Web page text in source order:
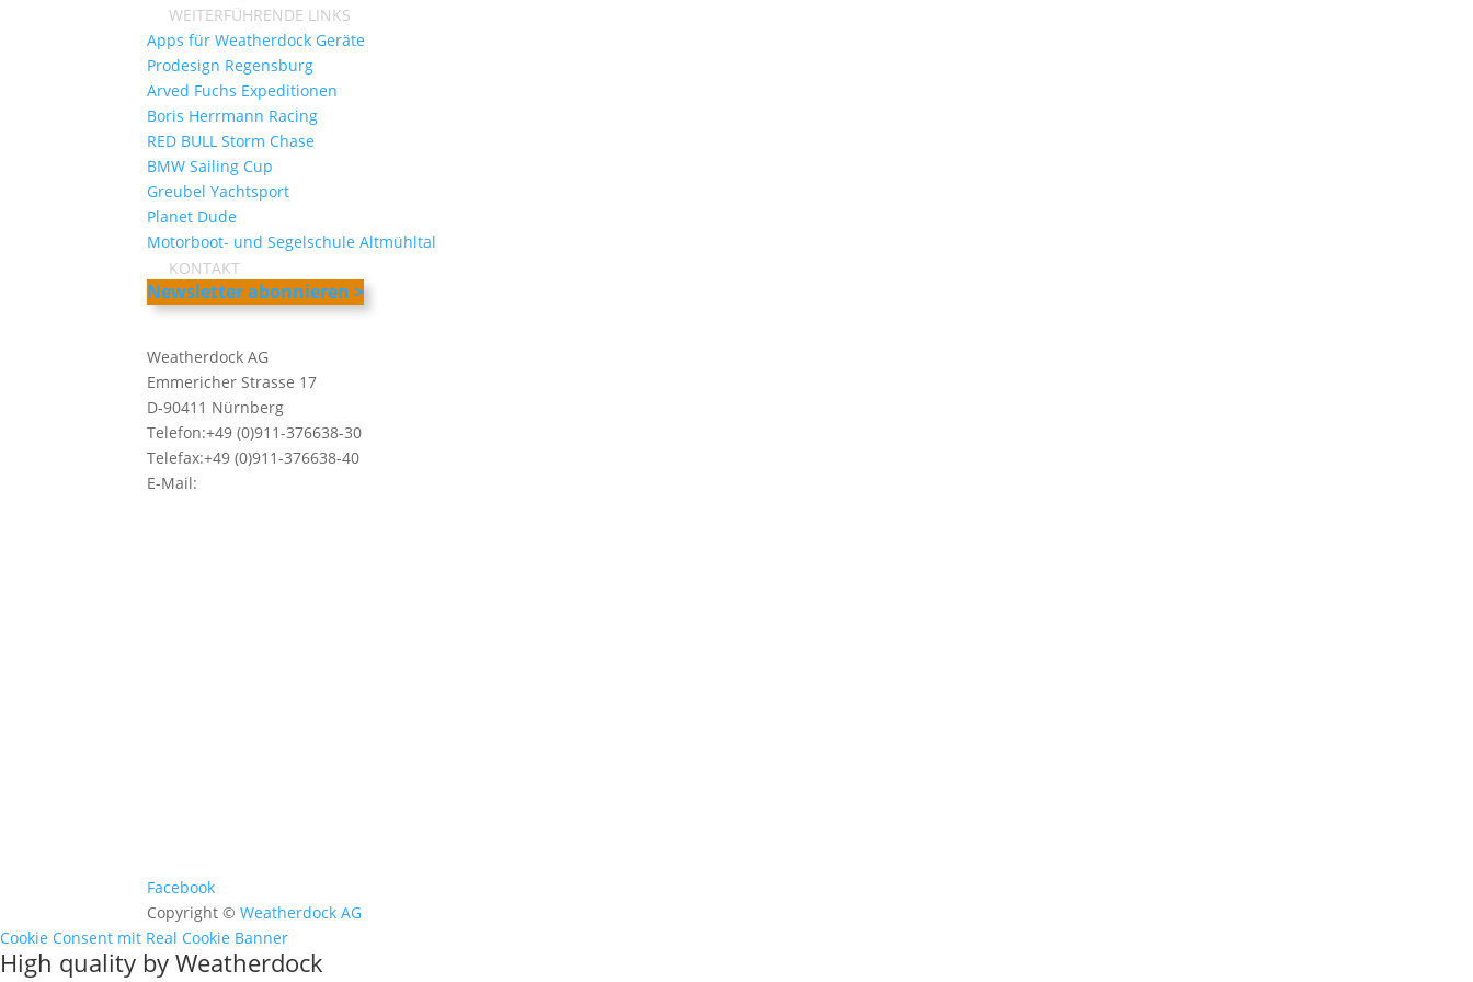
WEITERFÜHRENDE LINKS
Apps für Weatherdock Geräte
Prodesign Regensburg
Arved Fuchs Expeditionen
Boris Herrmann Racing
RED BULL Storm Chase
BMW Sailing Cup
Greubel Yachtsport
Planet Dude
Motorboot- und Segelschule Altmühltal
KONTAKT
Newsletter abonnieren >
Weatherdock AG
Emmericher Strasse 17
D-90411 Nürnberg
Telefon:+49 (0)911-376638-30
Telefax:+49 (0)911-376638-40
E-Mail:
Facebook
Copyright ©Weatherdock AG
Cookie Consent mit Real Cookie Banner
High quality by Weatherdock